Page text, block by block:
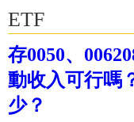
ETF
存0050、
動收入可行嗎
少？